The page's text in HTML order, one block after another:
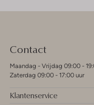
Contact
Maandag - Vrijdag 09:00 -
Zaterdag 09:00 - 17:00 uur
Klantenservice